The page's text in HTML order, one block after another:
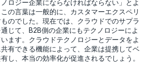
ノロジー企業にならなければならない」とよ
の言葉は一般的に、カスタマーエクスペリ
のでした。現在では、クラウドでのサプラ
じて、B2B側の企業にもテクノロジーによ
ます。クラウドテクノロジーとデータをよ
有できる機能によって、企業は提携してベ
し、本当の効率化が促進されるでしょう。